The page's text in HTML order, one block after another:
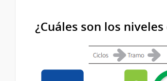
¿Cuáles son los